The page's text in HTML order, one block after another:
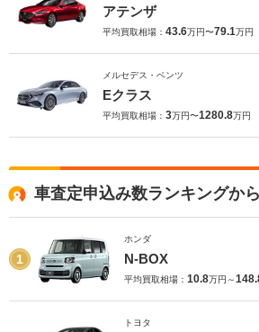
アテンザ
平均買取相場： 43.6万円〜79.1万円
メルセデス・ベンツ
Eクラス
平均買取相場： 3万円〜1280.8万円
車査定申込み数ランキングか
1
ホンダ
N-BOX
平均買取相場： 10.8万円～
トヨタ